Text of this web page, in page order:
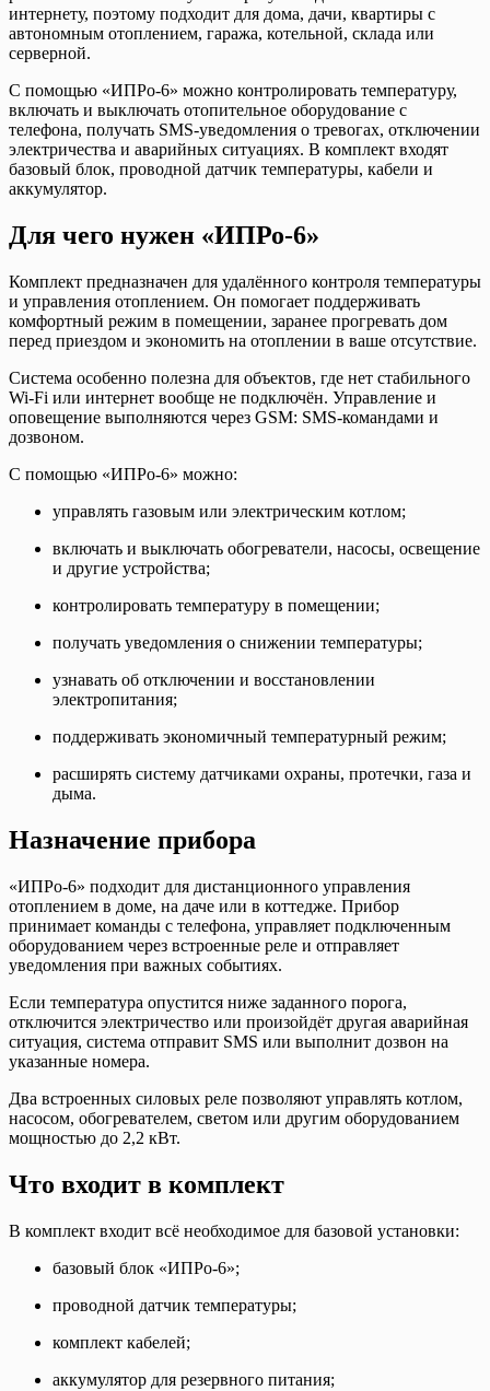
интернету, поэтому подходит для дома, дачи, квартиры с
автономным отоплением, гаража, котельной, склада или
серверной.
С помощью «ИПРо-6» можно контролировать температуру,
включать и выключать отопительное оборудование с
телефона, получать SMS-уведомления о тревогах, отключении
электричества и аварийных ситуациях. В комплект входят
базовый блок, проводной датчик температуры, кабели и
аккумулятор.
Для чего нужен «ИПРо-6»
Комплект предназначен для удалённого контроля температуры
и управления отоплением. Он помогает поддерживать
комфортный режим в помещении, заранее прогревать дом
перед приездом и экономить на отоплении в ваше отсутствие.
Система особенно полезна для объектов, где нет стабильного
Wi-Fi или интернет вообще не подключён. Управление и
оповещение выполняются через GSM: SMS-командами и
дозвоном.
С помощью «ИПРо-6» можно:
управлять газовым или электрическим котлом;
включать и выключать обогреватели, насосы, освещение
и другие устройства;
контролировать температуру в помещении;
получать уведомления о снижении температуры;
узнавать об отключении и восстановлении
электропитания;
поддерживать экономичный температурный режим;
расширять систему датчиками охраны, протечки, газа и
дыма.
Назначение прибора
«ИПРо-6» подходит для дистанционного управления
отоплением в доме, на даче или в коттедже. Прибор
принимает команды с телефона, управляет подключенным
оборудованием через встроенные реле и отправляет
уведомления при важных событиях.
Если температура опустится ниже заданного порога,
отключится электричество или произойдёт другая аварийная
ситуация, система отправит SMS или выполнит дозвон на
указанные номера.
Два встроенных силовых реле позволяют управлять котлом,
насосом, обогревателем, светом или другим оборудованием
мощностью до 2,2 кВт.
Что входит в комплект
В комплект входит всё необходимое для базовой установки:
базовый блок «ИПРо-6»;
проводной датчик температуры;
комплект кабелей;
аккумулятор для резервного питания;